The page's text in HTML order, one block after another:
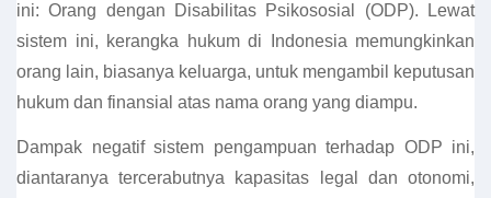
ini: Orang dengan Disabilitas Psikososial (ODP). Lewat
sistem ini, kerangka hukum di Indonesia memungkinkan
orang lain, biasanya keluarga, untuk mengambil keputusan
hukum dan finansial atas nama orang yang diampu.
Dampak negatif sistem pengampuan terhadap ODP ini,
diantaranya tercerabutnya kapasitas legal dan otonomi,